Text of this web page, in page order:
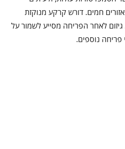
חמים. דורש קרקע מנוקזת
גיזום לאחר הפריחה מסייע לשמור על
פריחה נוספים.